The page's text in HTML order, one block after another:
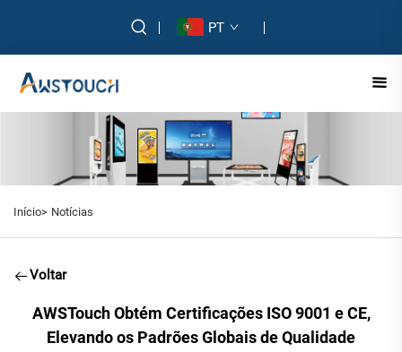
PT
Início> Notícias
Voltar
AWSTouch Obtém Certificações ISO 9001 e CE,
Elevando os Padrões Globais de Qualidade